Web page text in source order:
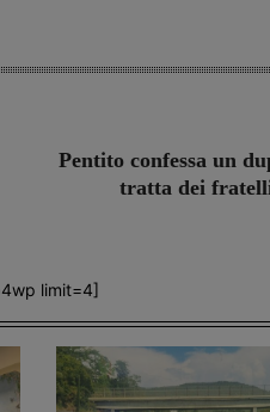
Pentito confessa un
tratta dei
limit=4]